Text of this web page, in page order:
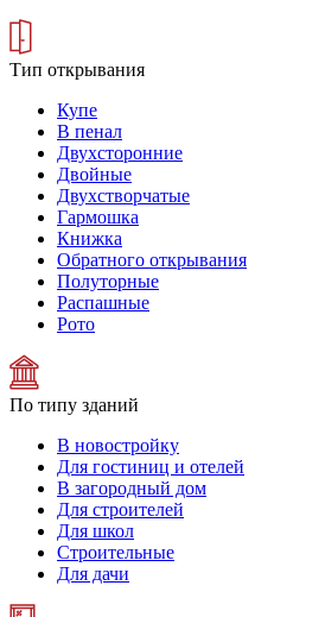
Тип открывания
Купе
В пенал
Двухсторонние
Двойные
Двухстворчатые
Гармошка
Книжка
Обратного открывания
Полуторные
Распашные
Рото
По типу зданий
В новостройку
Для гостиниц и отелей
В загородный дом
Для строителей
Для школ
Строительные
Для дачи